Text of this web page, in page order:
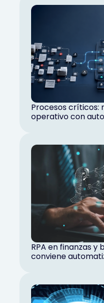
Procesos críticos:
operativo con
RPA en finanzas y
conviene